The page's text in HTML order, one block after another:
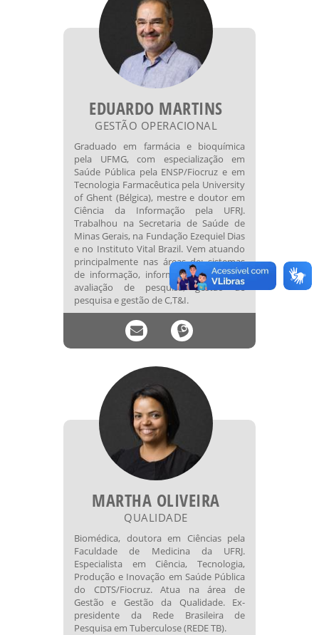
EDUARDO MARTINS
GESTÃO OPERACIONAL
Graduado em farmácia e bioquímica
pela UFMG, com especialização em
Saúde Pública pela ENSP/Fiocruz e em
Tecnologia Farmacêutica pela University
of Ghent (Bélgica), mestre e doutor em
Ciência da Informação pela UFRJ.
Trabalhou na Secretaria de Saúde de
Minas Gerais, na Fundação Ezequiel Dias
e no Instituto Vital Brazil. Vem atuando
principalmente nas áreas de: sistemas
de informação, informação em saúde,
avaliação de pesquisa, gestão de
pesquisa e gestão de C,T&I.
MARTHA OLIVEIRA
QUALIDADE
Biomédica, doutora em Ciências pela
Faculdade de Medicina da UFRJ.
Especialista em Ciência, Tecnologia,
Produção e Inovação em Saúde Pública
do CDTS/Fiocruz. Atua na área de
Gestão e Gestão da Qualidade. Ex-
presidente da Rede Brasileira de
Pesquisa em Tuberculose (REDE TB).